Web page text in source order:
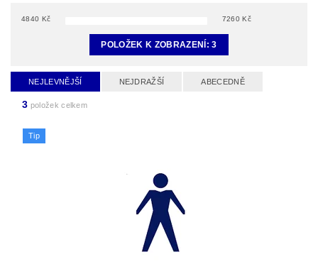
4840 Kč 7260 Kč
POLOŽEK K ZOBRAZENÍ:3
NEJLEVNĚJŠÍ NEJDRAŽŠÍ ABECEDNĚ
3 položek celkem
Tip